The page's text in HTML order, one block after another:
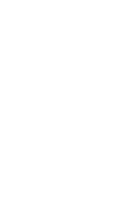
that cookies are used to